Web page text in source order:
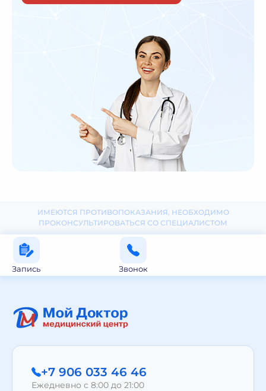
ИМЕЮТСЯ ПРОТИВОПОКАЗАНИЯ, НЕОБХОДИМО
ПРОКОНСУЛЬТИРОВАТЬСЯ СО СПЕЦИАЛИСТОМ
Запись Звонок
+7 906 033 46 46
Ежедневно с 8:00 до 21:00